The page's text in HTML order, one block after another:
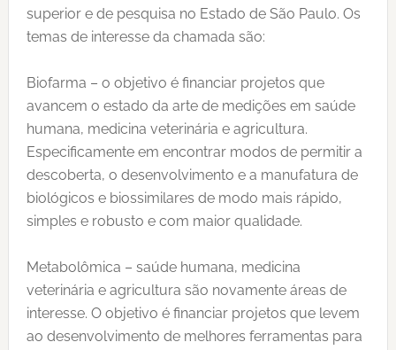
superior e de pesquisa no Estado de São Paulo. Os
temas de interesse da chamada são:
Biofarma – o objetivo é financiar projetos que
avancem o estado da arte de medições em saúde
humana, medicina veterinária e agricultura.
Especificamente em encontrar modos de permitir a
descoberta, o desenvolvimento e a manufatura de
biológicos e biossimilares de modo mais rápido,
simples e robusto e com maior qualidade.
Metabolômica – saúde humana, medicina
veterinária e agricultura são novamente áreas de
interesse. O objetivo é financiar projetos que levem
ao desenvolvimento de melhores ferramentas para